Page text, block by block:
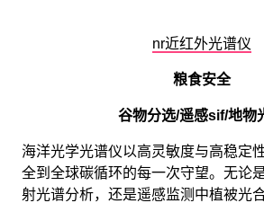
nr近红外光谱仪
粮食安全
谷物分选/遥感sif/地物
海洋光学光谱仪以高灵敏度与高稳定
全到全球碳循环的每一次守望。无论
射光谱分析，还是遥感监测中植被光